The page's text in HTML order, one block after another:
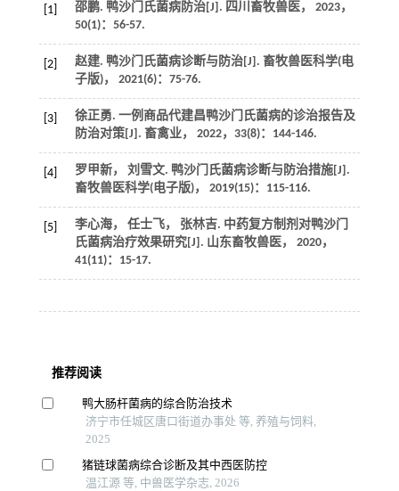
[1] 邵鹏. 鸭沙门氏菌病防治[J]. 四川畜牧兽医， 2023，
50(1)：56-57.
[2] 赵建. 鸭沙门氏菌病诊断与防治[J]. 畜牧兽医科学(电
子版)， 2021(6)：75-76.
[3]
徐正勇. 一例商品代建昌鸭沙门氏菌病的诊治报告及
防治对策[J]. 畜禽业， 2022， 33(8)：144-146.
[4]
罗甲新， 刘雪文. 鸭沙门氏菌病诊断与防治措施[J].
畜牧兽医科学(电子版)， 2019(15)：115-116.
[5]
李心海， 任士飞， 张林吉. 中药复方制剂对鸭沙门
氏菌病治疗效果研究[J]. 山东畜牧兽医， 2020，
41(11)：15-17.